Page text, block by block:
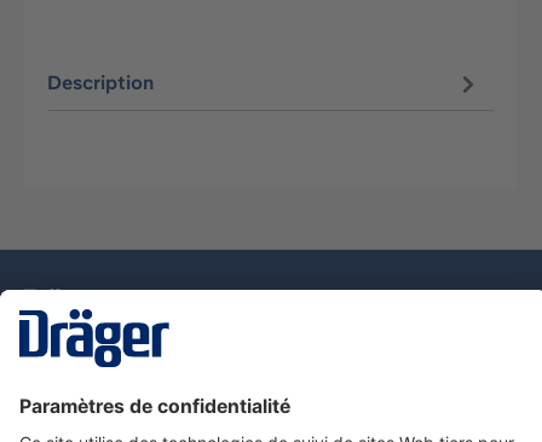
Description
Nous contacter